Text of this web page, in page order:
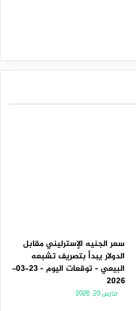
سعر الجنيه الإسترليني مقابل
الدولار يبدأ بتصريف تشبعه
البيعي – توقعات اليوم – 23-03-
2026
مارس 23, 2026